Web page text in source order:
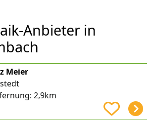
Anbieter in
Meier
2,9km